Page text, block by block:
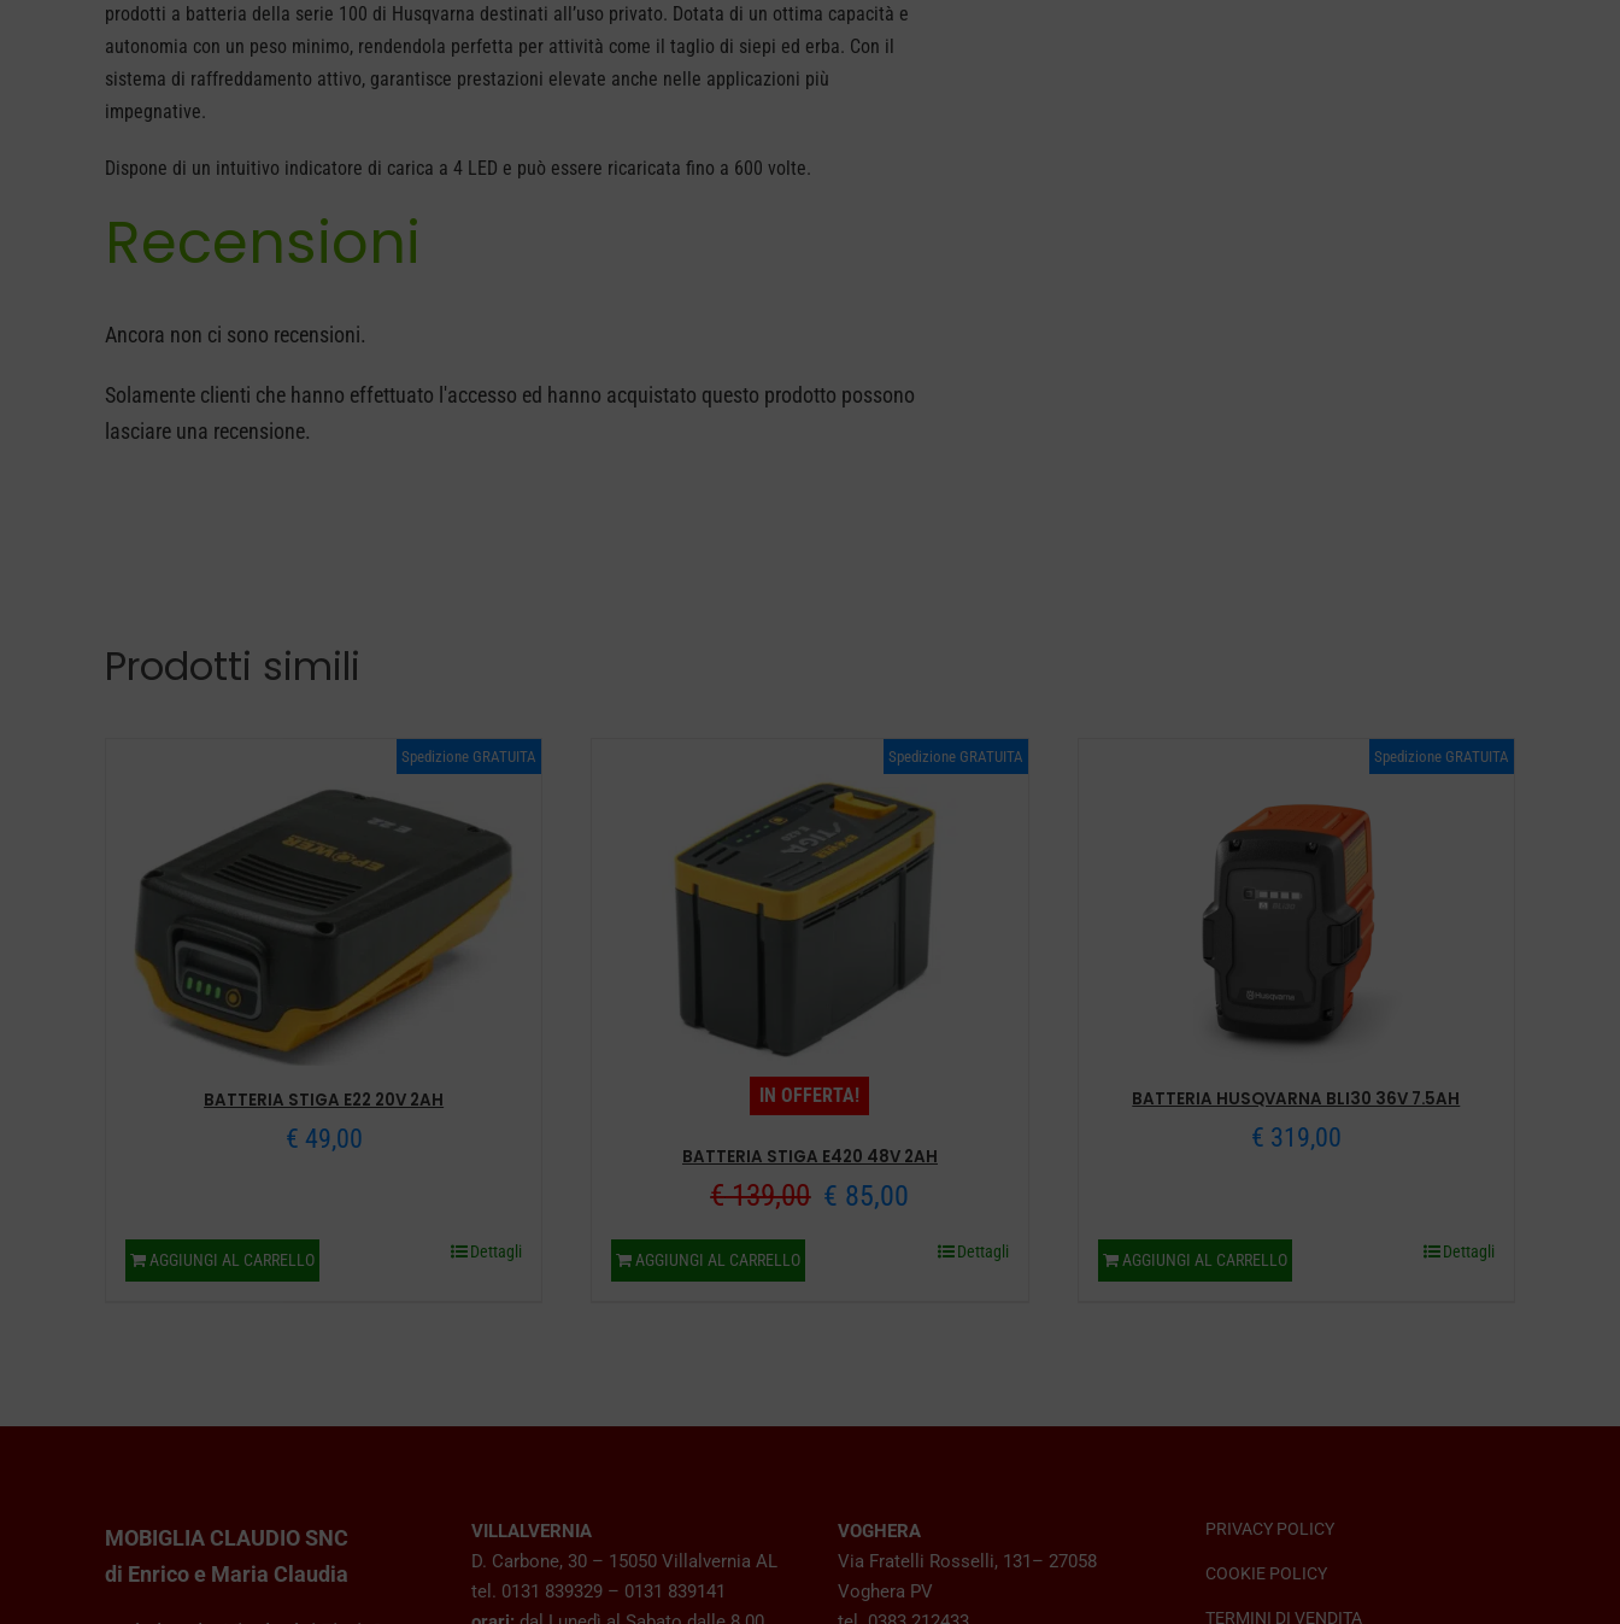
140
quantità
prodotti a batteria della serie 100 di Husqvarna destinati all’uso privato. Dotata di un ottima capacità e
autonomia con un peso minimo, rendendola perfetta per attività come il taglio di siepi ed erba. Con il
sistema di raffreddamento attivo, garantisce prestazioni elevate anche nelle applicazioni più
impegnative.
Dispone di un intuitivo indicatore di carica a 4 LED e può essere ricaricata fino a 600 volte.
Recensioni
Ancora non ci sono recensioni.
Solamente clienti che hanno effettuato l'accesso ed hanno acquistato questo prodotto possono
lasciare una recensione.
Prodotti simili
Spedizione GRATUITA
BATTERIA STIGA E22 20V 2AH
€ 49,00
AGGIUNGI AL CARRELLO Dettagli
Spedizione GRATUITA
IN OFFERTA!
BATTERIA STIGA E420 48V 2AH
€139,00 Il
€ 85,00
prezzo
AGGIUNGI AL CARRELLO Dettagli
Spedizione GRATUITA
BATTERIA HUSQVARNA BLI30 36V 7.5AH
€ 319,00
AGGIUNGI AL CARRELLO Dettagli
MOBIGLIA CLAUDIO SNC
di Enrico e Maria Claudia
VILLALVERNIA
D. Carbone, 30 – 15050 Villalvernia AL
tel. 0131 839329 – 0131 839141
VOGHERA
Via Fratelli Rosselli, 131– 27058
Voghera PV
PRIVACY POLICY
COOKIE POLICY
TERMINI DI VENDITA